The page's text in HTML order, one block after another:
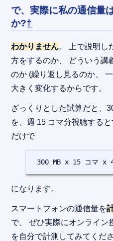
で、実際に私の通信量
か?†
わかりません。 上で説明し
方をするのか、 どういう講
のか (繰り返し見るのか、
大きく変化するからです。
ざっくりとした試算だと、
を、週 15 コマ分視聴する
だけで
300 MB x 15 コマ x
になります。
スマートフォンの通信量を
で、 ぜひ実際にオンライン
を自分で計測してみてくだ